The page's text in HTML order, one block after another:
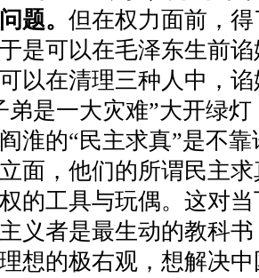
题。 但在权力面前，
是可以在毛泽东生前
以在清理三种人中，
弟是一大灾难”大开绿
淮的“民主求真”是不
面，他们的所谓民主
的工具与玩偶。这对
义者是最生动的教科
想的极右观，想解决